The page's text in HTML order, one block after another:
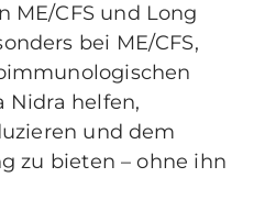
ME/CFS und Long
bei ME/CFS,
Nidra helfen,
und dem
zu bieten – ohne ihn